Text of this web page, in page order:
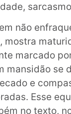
não
mostra
marcado
mansidão se
e
Esse
no texto,